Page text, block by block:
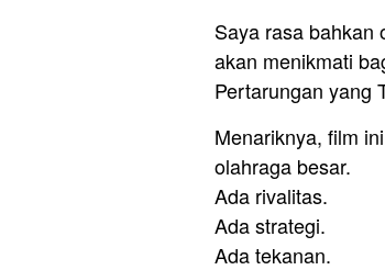
Saya rasa bahkan
akan menikmati
Pertarungan yang
Menariknya, film
olahraga besar.
Ada rivalitas.
Ada strategi.
Ada tekanan.